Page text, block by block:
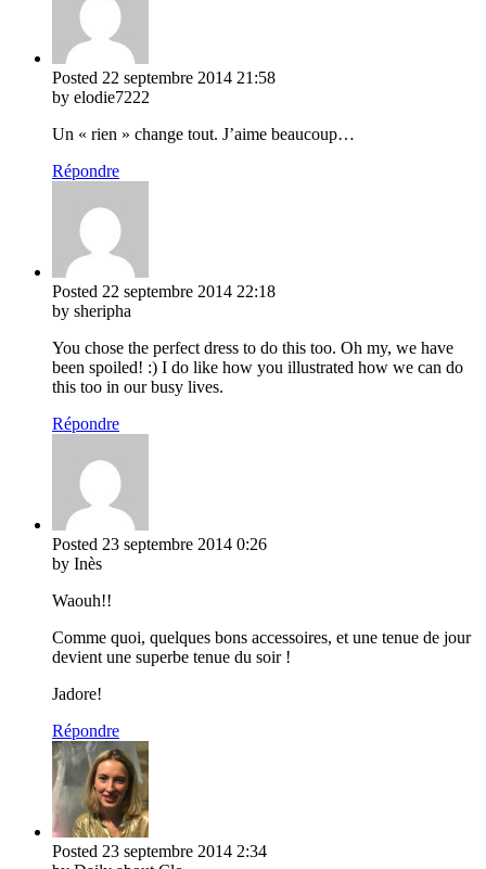
Posted 22 septembre 2014 21:58
by elodie7222
Un « rien » change tout. J’aime beaucoup…
Répondre
Posted 22 septembre 2014 22:18
by sheripha
You chose the perfect dress to do this too. Oh my, we have
been spoiled! :) I do like how you illustrated how we can do
this too in our busy lives.
Répondre
Posted 23 septembre 2014 0:26
by Inès
Waouh!!
Comme quoi, quelques bons accessoires, et une tenue de jour
devient une superbe tenue du soir !
Jadore!
Répondre
Posted 23 septembre 2014 2:34